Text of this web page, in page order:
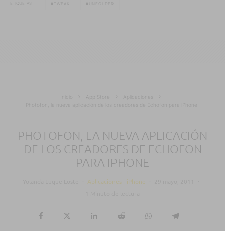
ETIQUETAS UNFOLDER
App Store
Aplicaciones
Photofon, la nueva aplicación de los creadores de Echofon para iPhone
PHOTOFON, LA NUEVA APLICACIÓN
DE LOS CREADORES DE ECHOFON
PARA IPHONE
Aplicaciones iPhone